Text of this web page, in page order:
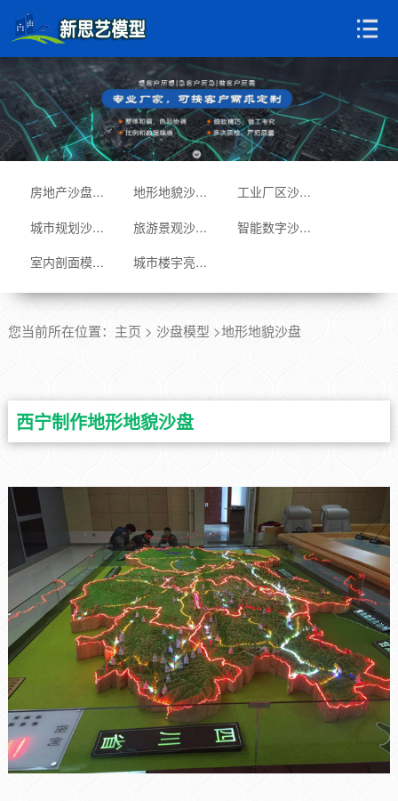
房地产沙盘模型 地形地貌沙盘 工业厂区沙盘
城市规划沙盘 旅游景观沙盘 智能数字沙盘
室内剖面模型 城市楼宇亮化
您当前所在位置： 主页 > 沙盘模型 >地形地貌沙盘
西宁制作地形地貌沙盘